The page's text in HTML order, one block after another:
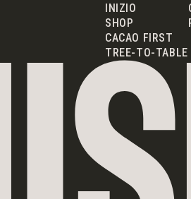
INIZIO
SHOP
CACAO FIRST
TREE-TO-TABLE